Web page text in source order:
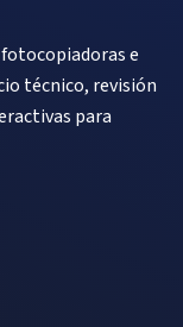
fotocopiadoras e
técnico, revisión
para